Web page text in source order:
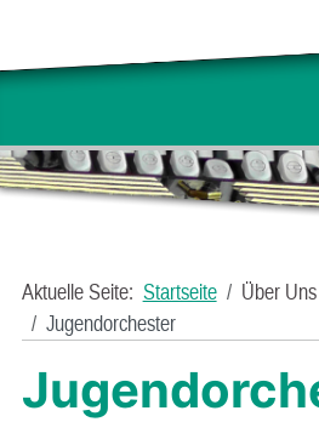
Aktuelle Seite: Startseite Über Uns
Jugendorchester